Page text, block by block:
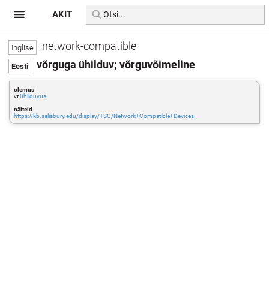
network-compatible
võrguga ühilduv; võrguvõimeline
olemus
vtühilduvus
näiteid
https://kb.salisbury.edu/display/TSC/Network+Compatible+Devices
AKIT